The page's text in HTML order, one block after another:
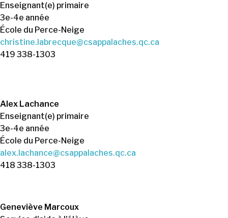
Enseignant(e) primaire
3e-4e année
École du Perce-Neige
christine.labrecque@csappalaches.qc.ca
419 338-1303
Alex Lachance
Enseignant(e) primaire
3e-4e année
École du Perce-Neige
alex.lachance@csappalaches.qc.ca
418 338-1303
Geneviève Marcoux